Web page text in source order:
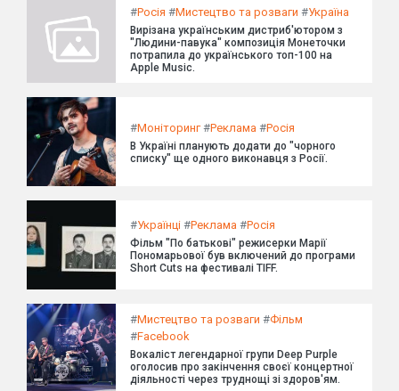
#Росія #Мистецтво та розваги #Україна
Вирізана українським дистриб'ютором з
"Людини-павука" композиція Монеточки
потрапила до українського топ-100 на
Apple Music.
#Моніторинг#Реклама #Росія
В Україні планують додати до "чорного
списку" ще одного виконавця з Росії.
#Українці #Реклама #Росія
Фільм "По батькові" режисерки Марії
Пономарьової був включений до програми
Short Cuts на фестивалі TIFF.
#Мистецтво та розваги #Фільм
#Facebook
Вокаліст легендарної групи Deep Purple
оголосив про закінчення своєї концертної
діяльності через труднощі зі здоров'ям.